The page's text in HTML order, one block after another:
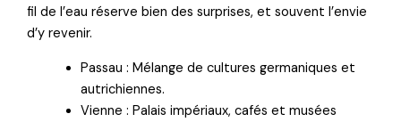
fil de l’eau réserve bien des surprises, et souvent l’envie
d’y revenir.
Passau : Mélange de cultures germaniques et
autrichiennes.
Vienne : Palais impériaux, cafés et musées